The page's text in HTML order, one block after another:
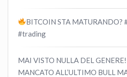
BITCOIN STA
#trading
MAI VISTO NULLA DEL GENERE!
MANCATO ALL’ULTIMO BULL